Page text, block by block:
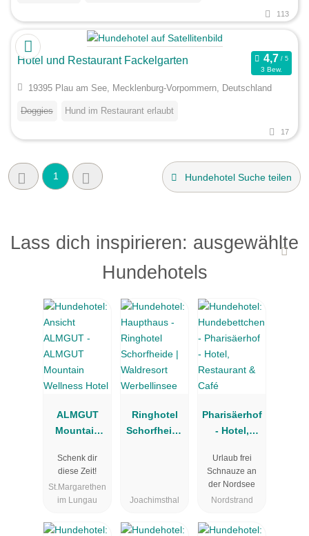
113
Hotel und Restaurant Fackelgarten
3 Bew.
19395 Plau am See, Mecklenburg-Vorpommern, Deutschland
Doggies Hund im Restaurant erlaubt
17
1 Hundehotel Suche teilen
Lass dich inspirieren: ausgewählte
Hundehotels
ALMGUT
Mountain
Hotel
Schenk dir
diese Zeit!
St.Margarethen
im Lungau
Ringhotel
Schorfheide
Joachimsthal
Pharisäerhof
- Hotel,
& Café
Urlaub frei
Schnauze an
der Nordsee
Nordstrand